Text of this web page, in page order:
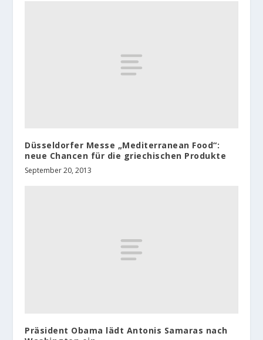
Düsseldorfer Messe „Mediterranean Food“:
neue Chancen für die griechischen Produkte
September 20, 2013
Präsident Obama lädt Antonis Samaras nach